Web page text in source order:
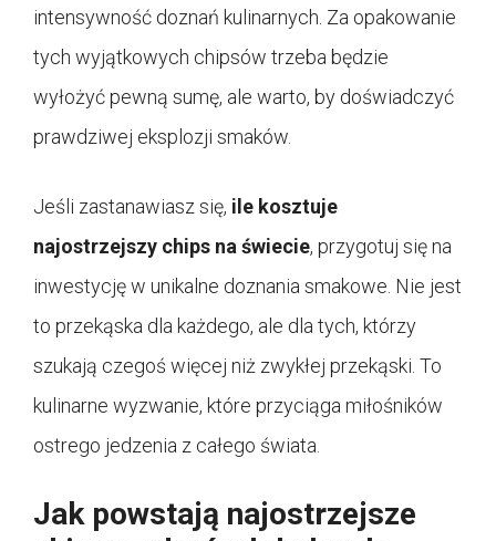
intensywność doznań kulinarnych. Za opakowanie
tych wyjątkowych chipsów trzeba będzie
wyłożyć pewną sumę, ale warto, by doświadczyć
prawdziwej eksplozji smaków.
Jeśli zastanawiasz się, ile kosztuje
najostrzejszy chips na świecie, przygotuj się na
inwestycję w unikalne doznania smakowe. Nie jest
to przekąska dla każdego, ale dla tych, którzy
szukają czegoś więcej niż zwykłej przekąski. To
kulinarne wyzwanie, które przyciąga miłośników
ostrego jedzenia z całego świata.
Jak powstają najostrzejsze